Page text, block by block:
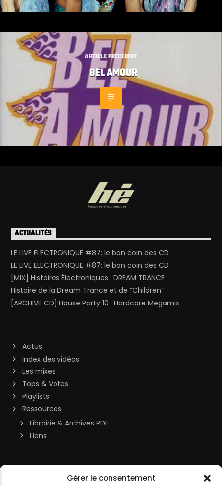
Gérer le consentement
ARTICLE PRÉCÉDENT
BEL AMOUR
ACTUALITÉS
LE LIVE ELECTRONIQUE #87: le bon coin des CD
LE LIVE ELECTRONIQUE #87: le bon coin des CD
[MIX] Histoires Électroniques : DREAM TRANCE
Histoire de la Dream Trance et de “Children”
[ARCHIVE CD] House Party 10 : Hardcore Megamix
Actus
Index des vidéos
Les mixes
Tops & Votes
Playlists
Ressources
Librairie & Archives PDF
Liens
MON COMPTE